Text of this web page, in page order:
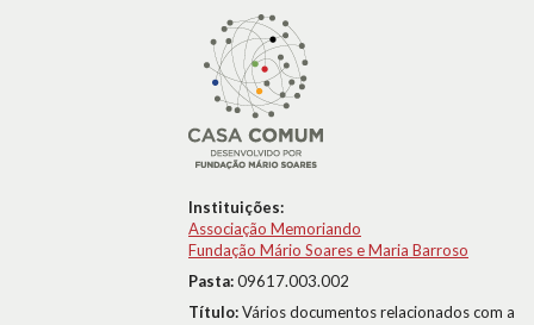
Instituições:
Associação Memoriando
Fundação Mário Soares e Maria Barroso
Pasta:09617.003.002
Título:Vários documentos relacionados com a